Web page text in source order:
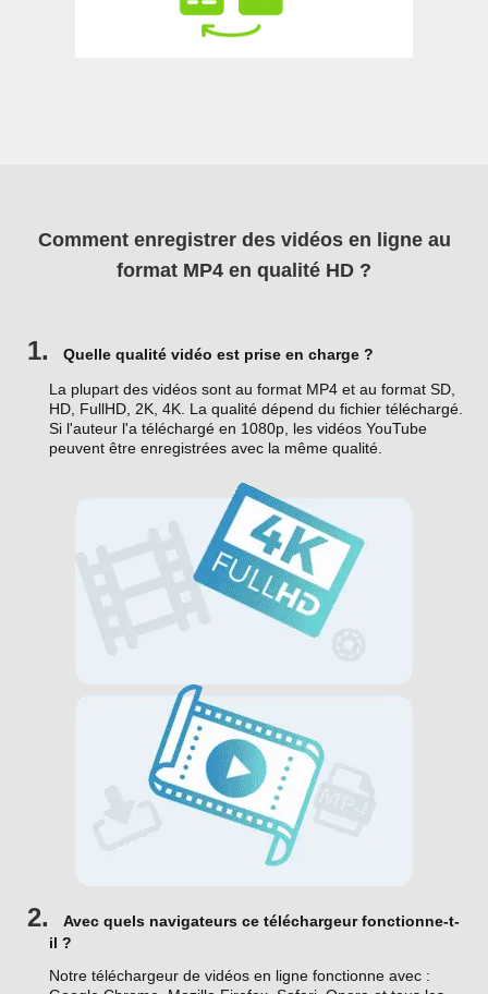
Comment enregistrer des vidéos en ligne au
format MP4 en qualité HD ?
1.
Quelle qualité vidéo est prise en charge ?
La plupart des vidéos sont au format MP4 et au format SD,
HD, FullHD, 2K, 4K. La qualité dépend du fichier téléchargé.
Si l'auteur l'a téléchargé en 1080p, les vidéos YouTube
peuvent être enregistrées avec la même qualité.
2.
Avec quels navigateurs ce téléchargeur fonctionne-t-
il ?
Notre téléchargeur de vidéos en ligne fonctionne avec :